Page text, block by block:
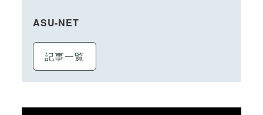
ASU-NET
記事一覧